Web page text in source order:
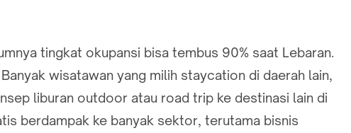
tingkat okupansi bisa tembus 90% saat Lebaran.
wisatawan yang milih staycation di daerah lain,
liburan outdoor atau road trip ke destinasi lain di
berdampak ke banyak sektor, terutama bisnis